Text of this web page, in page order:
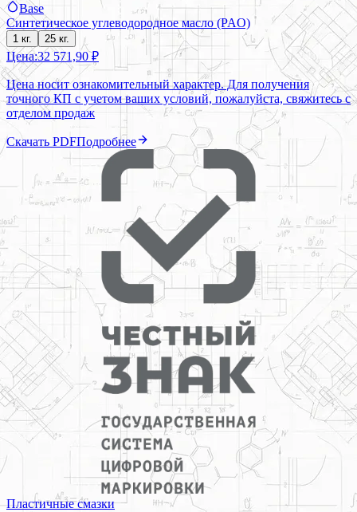
Base
Синтетическое углеводородное масло (PAO)
1 кг. 25 кг.
Цена:32 571,90 ₽
Цена носит ознакомительный характер. Для получения
точного КП с учетом ваших условий, пожалуйста, свяжитесь с
отделом продаж
Скачать PDFПодробнее
Пластичные смазки